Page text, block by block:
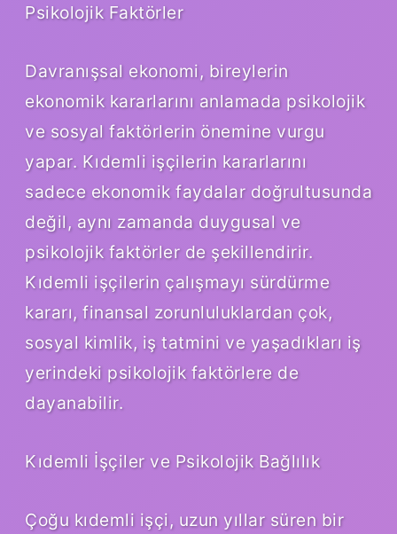
Psikolojik Faktörler
Davranışsal ekonomi, bireylerin
ekonomik kararlarını anlamada psikolojik
ve sosyal faktörlerin önemine vurgu
yapar. Kıdemli işçilerin kararlarını
sadece ekonomik faydalar doğrultusunda
değil, aynı zamanda duygusal ve
psikolojik faktörler de şekillendirir.
Kıdemli işçilerin çalışmayı sürdürme
kararı, finansal zorunluluklardan çok,
sosyal kimlik, iş tatmini ve yaşadıkları iş
yerindeki psikolojik faktörlere de
dayanabilir.
Kıdemli İşçiler ve Psikolojik Bağlılık
Çoğu kıdemli işçi, uzun yıllar süren bir